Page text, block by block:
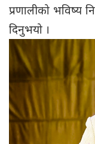
प्रणालीको भविष्य
दिनुभयो ।